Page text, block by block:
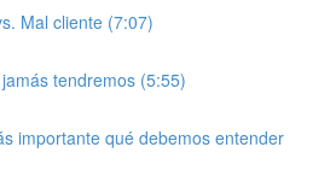
Mal cliente (7:07)
tendremos (5:55)
importante qué debemos entender